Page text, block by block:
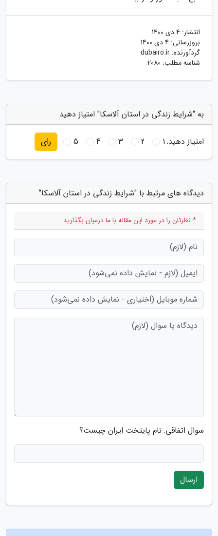
انتشار: 4 دی 1400
بروزرسانی: 4 دی 1400
گردآورنده: dubairo.ir
شناسه مطلب: 2080
به "شرایط زندگی در استان آلاسکا" امتیاز دهید
امتیاز دهید:1
2
3
4
5 رای
دیدگاه های مرتبط با "شرایط زندگی در استان آلاسکا"
* نظرتان را در مورد این مقاله با ما درمیان بگذارید
سوال اتفاقی: نام پایتخت ایران چیست؟
ارسال